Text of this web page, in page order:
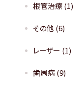
根管治療(1)
その他 (6)
レーザー (1)
歯周病(9)